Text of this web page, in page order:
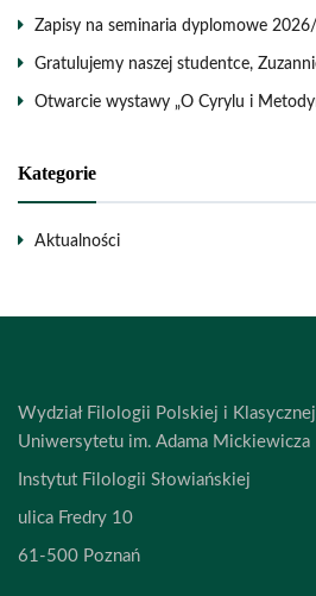
Zapisy na seminaria dyplomowe
Gratulujemy naszej studentce,
Otwarcie wystawy „O Cyrylu i
Kategorie
Aktualności
Wydział Filologii Polskiej i Klasycznej
Uniwersytetu im. Adama Mickiewicza
Instytut Filologii Słowiańskiej
ulica Fredry 10
61-500 Poznań